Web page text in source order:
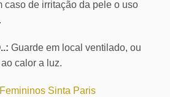
caso de irritação da pele o uso
Guarde em local ventilado, ou
calor a luz.
Sinta Paris